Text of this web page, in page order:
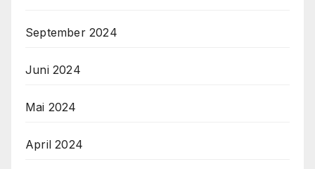
September 2024
Juni 2024
Mai 2024
April 2024